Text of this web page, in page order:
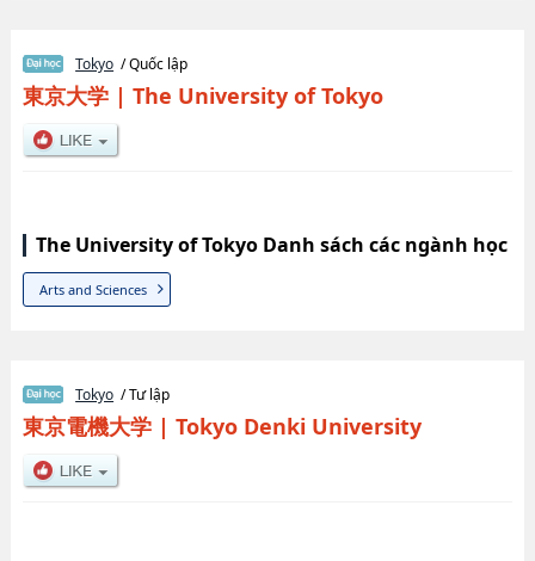
Tokyo / Quốc lập
東京大学| The University of Tokyo
The University of Tokyo Danh sách các ngành học
Arts and Sciences
Tokyo / Tư lập
東京電機大学| Tokyo Denki University